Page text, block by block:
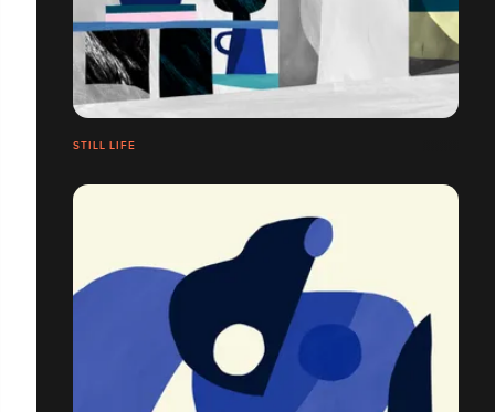
STILL LIFE